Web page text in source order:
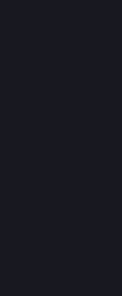
bei den
to a French